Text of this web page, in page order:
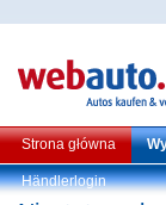
Strona główna
Händlerlogin